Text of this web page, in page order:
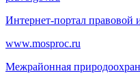
Интернет-портал правовой
www.mosproc.ru
Межрайонная